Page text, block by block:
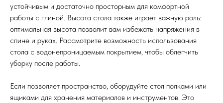
устойчивым и достаточно просторным для комфортной
работы с глиной. Высота стола также играет важную роль:
оптимальная высота позволит вам избежать напряжения в
спине и руках. Рассмотрите возможность использования
стола с водонепроницаемым покрытием, чтобы облегчить
уборку после работы.
Если позволяет пространство, оборудуйте стол полками или
ящиками для хранения материалов и инструментов. Это